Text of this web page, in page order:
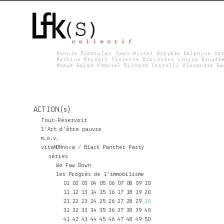
F
K
S
Ronnie Dimatulac Jean Michel Bruyère Delphine
Martine Brunott Florence Drachsler Louise
Mbaye Salah Khouiel Richard Castelli Alexandre
ACTION(s)
Tour-Réservoir
l'Art d'être pauvre
m.o.v.
vitaNONnova / Black Panther Party
séries
We Faw Down
les Progrès de l'immobilisme
01 02 03 04 05 06 07 08 09 10
11 12 13 14 15 16 17 18 19 20
21 22 23 24 25 26 27 28 29 30
31 32 33 34 35 36 37 38 39 40
41 42 43 44 45 46 47 48 49 50